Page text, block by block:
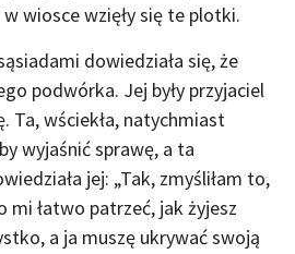
wiosce wzięły się te plotki.
dowiedziała się, że
podwórka. Jej były przyjaciel
Ta, wściekła, natychmiast
wyjaśnić sprawę, a ta
jej: „Tak, zmyśliłam to,
mi łatwo patrzeć, jak żyjesz
a ja muszę ukrywać swoją